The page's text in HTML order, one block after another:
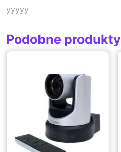
yyyyy
Podobne produkty